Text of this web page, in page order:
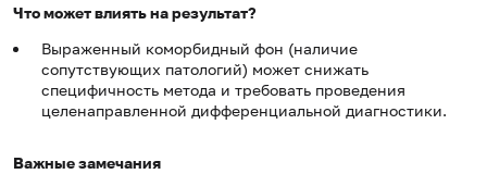
Что может влиять на результат?
Выраженный коморбидный фон (наличие
сопутствующих патологий) может снижать
специфичность метода и требовать проведения
целенаправленной дифференциальной диагностики.
Важные замечания